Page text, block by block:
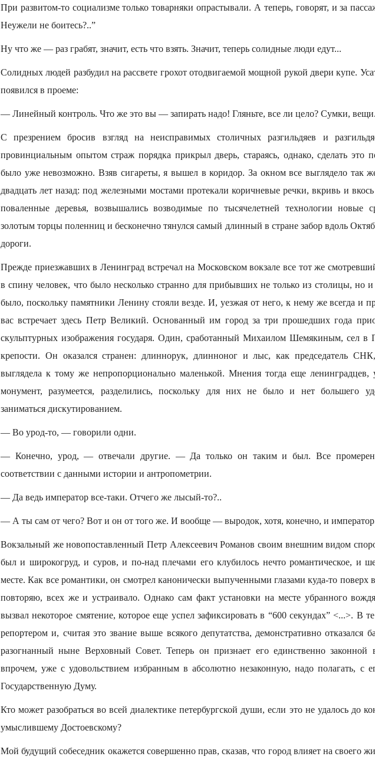
При развитом-то социализме только товарняки опрастывали. А теперь, говорят, и за
Неужели не боитесь?..”
Ну что же — раз грабят, значит, есть что взять. Значит, теперь солидные люди едут...
Солидных людей разбудил на рассвете грохот отодвигаемой мощной рукой двери купе.
появился в проеме:
— Линейный контроль. Что же это вы — запирать надо! Гляньте, все ли цело? Сумки,
С презрением бросив взгляд на неисправимых столичных разгильдяев и
провинциальным опытом страж порядка прикрыл дверь, стараясь, однако, сделать это
было уже невозможно. Взяв сигареты, я вышел в коридор. За окном все выглядело так
двадцать лет назад: под железными мостами протекали коричневые речки, вкривь и
поваленные деревья, возвышались возводимые по тысячелетней технологии новые
золотым торцы поленниц и бесконечно тянулся самый длинный в стране забор вдоль
дороги.
Прежде приезжавших в Ленинград встречал на Московском вокзале все тот же
в спину человек, что было несколько странно для прибывших не только из столицы, но
было, поскольку памятники Ленину стояли везде. И, уезжая от него, к нему же всегда и
вас встречает здесь Петр Великий. Основанный им город за три прошедших года
скульптурных изображения государя. Один, сработанный Михаилом Шемякиным, сел в
крепости. Он оказался странен: длиннорук, длинноног и лыс, как председатель
выглядела к тому же непропорционально маленькой. Мнения тогда еще ленинградцев,
монумент, разумеется, разделились, поскольку для них не было и нет большего
заниматься дискутированием.
— Во урод-то, — говорили одни.
— Конечно, урод, — отвечали другие. — Да только он таким и был. Все
соответствии с данными истории и антропометрии.
— Да ведь император все-таки. Отчего же лысый-то?..
— А ты сам от чего? Вот и он от того же. И вообще — выродок, хотя, конечно, и
Вокзальный же новопоставленный Петр Алексеевич Романов своим внешним видом
был и широкогруд, и суров, и по-над плечами его клубилось нечто романтическое, и
месте. Как все романтики, он смотрел канонически выпученными глазами куда-то поверх
повторяю, всех же и устраивало. Однако сам факт установки на месте убранного
вызвал некоторое смятение, которое еще успел зафиксировать в “600 секундах” <...>. В
репортером и, считая это звание выше всякого депутатства, демонстративно отказался
разогнанный ныне Верховный Совет. Теперь он признает его единственно законной
впрочем, уже с удовольствием избранным в абсолютно незаконную, надо полагать, с
Государственную Думу.
Кто может разобраться во всей диалектике петербургской души, если это не удалось до
умыслившему Достоевскому?
Мой будущий собеседник окажется совершенно прав, сказав, что город влияет на своего